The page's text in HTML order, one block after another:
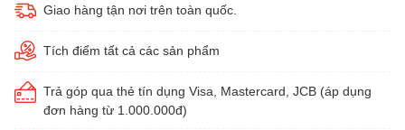
Giao hàng tận nơi trên toàn quốc.
Tích điểm tất cả các sản phẩm
Trả góp qua thẻ tín dụng Visa, Mastercard, JCB (áp dụng
đơn hàng từ 1.000.000đ)